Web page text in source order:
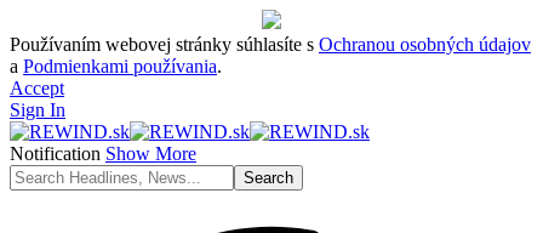
Používaním webovej stránky súhlasíte s Ochranou osobných údajov
a Podmienkami používania.
Accept
Sign In
Notification Show More